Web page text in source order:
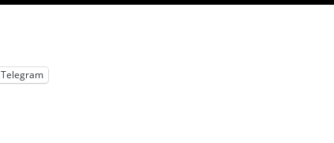
Telegram